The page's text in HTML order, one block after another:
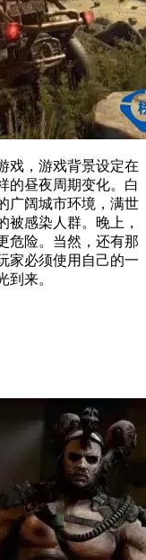
戏，游戏背景设定在
的昼夜周期变化。白
广阔城市环境，满世
被感染人群。晚上，
危险。当然，还有那
家必须使用自己的一
到来。